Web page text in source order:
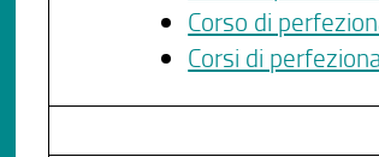
Corso di
Corsi di